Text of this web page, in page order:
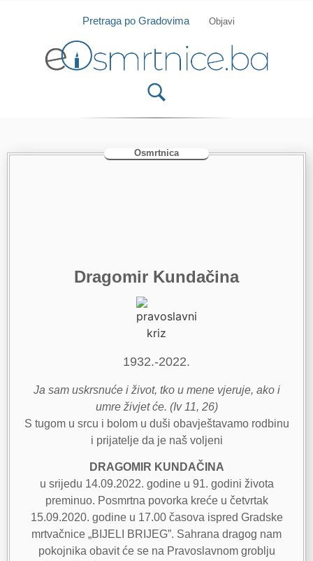
Isprobajte našu Android i IOS aplikaciju
Pretraga po Gradovima Objavi
Osmrtnica
Dragomir Kundačina
1932.-2022.
Ja sam uskrsnuće i život, tko u mene vjeruje, ako i
umre živjet će. (Iv 11, 26)
S tugom u srcu i bolom u duši obavještavamo rodbinu
i prijatelje da je naš voljeni
DRAGOMIR KUNDAČINA
u srijedu 14.09.2022. godine u 91. godini života
preminuo. Posmrtna povorka kreće u četvrtak
15.09.2020. godine u 17.00 časova ispred Gradske
mrtvačnice „BIJELI BRIJEG”. Sahrana dragog nam
pokojnika obavit će se na Pravoslavnom groblju